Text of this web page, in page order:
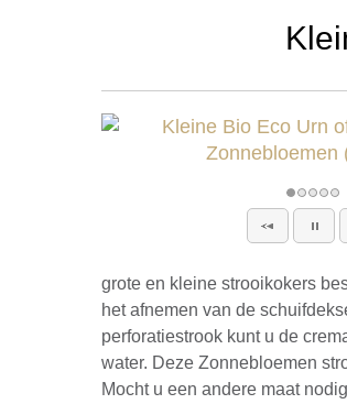
grote en kleine strooikokers
het afnemen van de
perforatiestrook kunt u de
water. Deze Zonnebloemen
Mocht u een andere maat